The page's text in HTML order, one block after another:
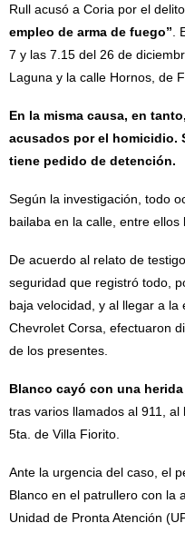
Rull acusó a Coria por el
empleo de arma de fuego”
7 y las 7.15 del 26 de
Laguna y la calle Hornos, de
En la misma causa, en
acusados por el homicidio.
tiene pedido de detención.
Según la investigación, todo
bailaba en la calle, entre ellos
De acuerdo al relato de
seguridad que registró todo,
baja velocidad, y al llegar a
Chevrolet Corsa, efectuaron
de los presentes.
Blanco cayó con una
tras varios llamados al 911,
5ta. de Villa Fiorito.
Ante la urgencia del caso, el
Blanco en el patrullero con la
Unidad de Pronta Atención